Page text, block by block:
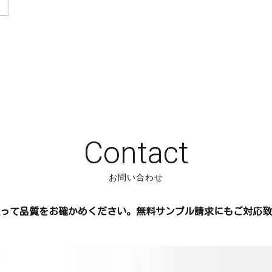
Contact
お問い合わせ
て品質をお確かめください。無料サンプル請求にもご対応